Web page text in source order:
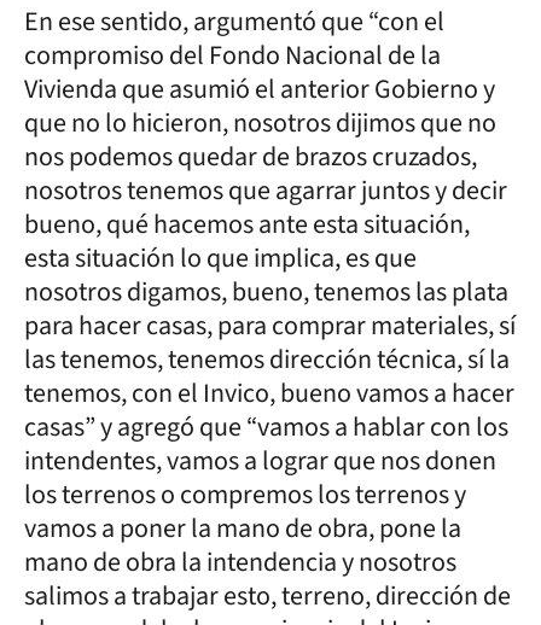
En ese sentido, argumentó que “con el
compromiso del Fondo Nacional de la
Vivienda que asumió el anterior Gobierno y
que no lo hicieron, nosotros dijimos que no
nos podemos quedar de brazos cruzados,
nosotros tenemos que agarrar juntos y decir
bueno, qué hacemos ante esta situación,
esta situación lo que implica, es que
nosotros digamos, bueno, tenemos las plata
para hacer casas, para comprar materiales, sí
las tenemos, tenemos dirección técnica, sí la
tenemos, con el Invico, bueno vamos a hacer
casas” y agregó que “vamos a hablar con los
intendentes, vamos a lograr que nos donen
los terrenos o compremos los terrenos y
vamos a poner la mano de obra, pone la
mano de obra la intendencia y nosotros
salimos a trabajar esto, terreno, dirección de